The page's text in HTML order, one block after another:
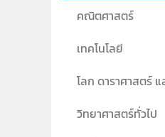
คณิตศาสตร์
เทคโนโลยี
โลก ดาราศาสตร์ แ
วิทยาศาสตร์ทั่วไป